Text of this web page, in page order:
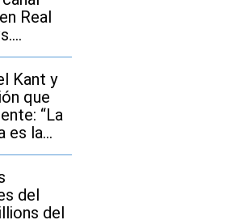
Real
EN
por
en
Kant y
que
“La
es la
del débil
la
deldel
del